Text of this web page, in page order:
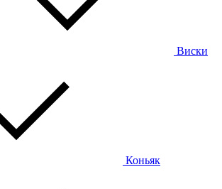
Виски
Коньяк